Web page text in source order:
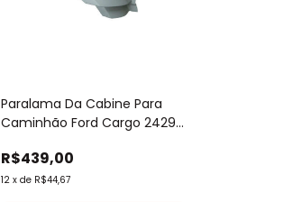
Paralama Da Cabine Para
Caminhão Ford Cargo 2429 /
R$439,00
12 x de R$44,67